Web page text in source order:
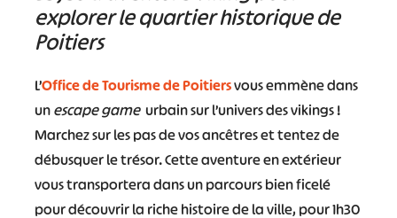
explorer le quartier historique de
Poitiers
L’Office de Tourisme de Poitiersvous emmène dans
unescape gameurbain sur l’univers des vikings !
Marchez sur les pas de vos ancêtres et tentez de
débusquer le trésor. Cette aventure en extérieur
vous transportera dans un parcours bien ficelé
pour découvrir la riche histoire de la ville, pour 1h30